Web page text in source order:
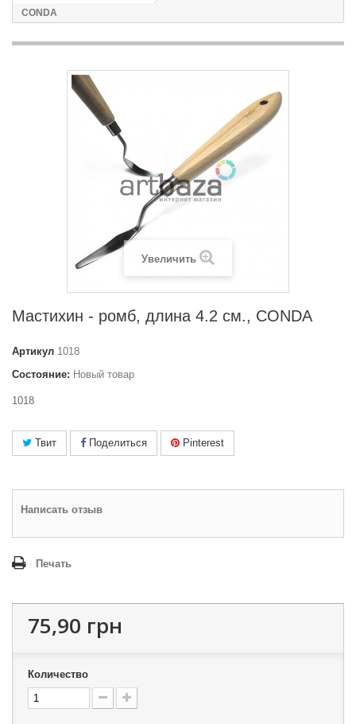
CONDA
Увеличить
Мастихин - ромб, длина 4.2 см., CONDA
Артикул 1018
Состояние: Новый товар
1018
Твит Поделиться Pinterest
Написать отзыв
Печать
75,90 грн
Количество